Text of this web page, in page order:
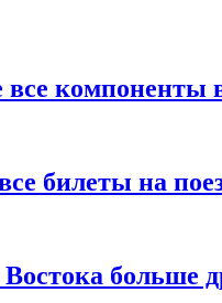
все
билеты на
больше